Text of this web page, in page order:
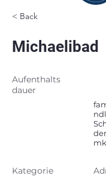
< Back
Michaelibad
Aufenthalts
dauer
Kategorie